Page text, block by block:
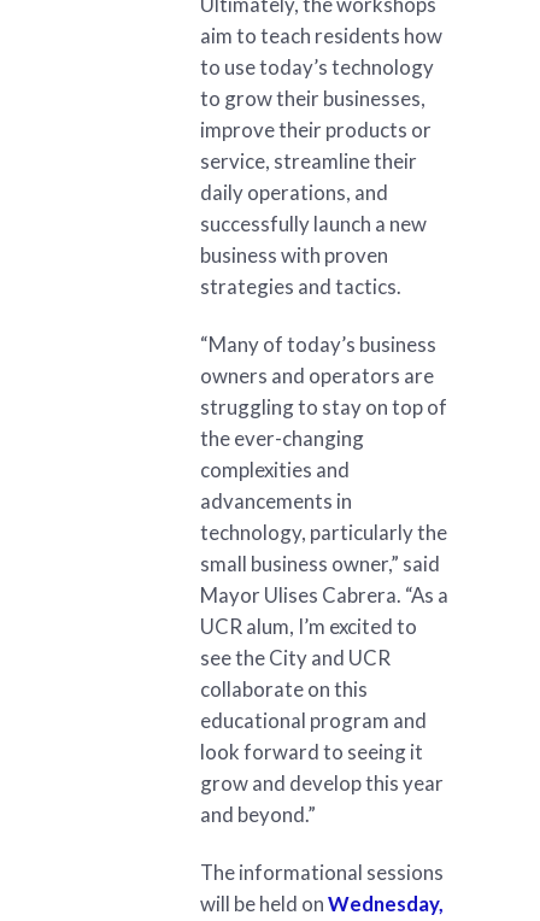
aim to teach residents how
to use today’s technology
to grow their businesses,
improve their products or
service, streamline their
daily operations, and
successfully launch a new
business with proven
strategies and tactics.
“Many of today’s business
owners and operators are
struggling to stay on top of
the ever-changing
complexities and
advancements in
technology, particularly the
small business owner,” said
Mayor Ulises Cabrera. “As a
UCR alum, I’m excited to
see the City and UCR
collaborate on this
educational program and
look forward to seeing it
grow and develop this year
and beyond.”
The informational sessions
will be held onWednesday,